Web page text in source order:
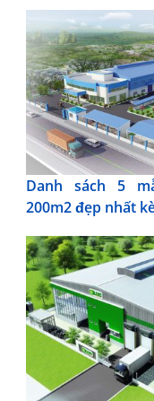
Danh sách 5
200m2 đẹp nhất